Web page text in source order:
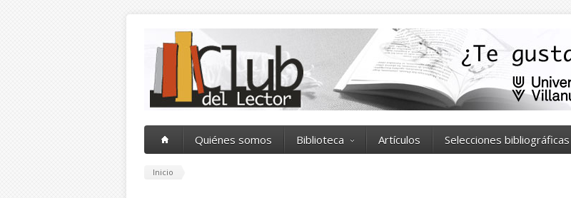
Quiénes somos Biblioteca Artículos Selecciones bibliográficas
Inicio